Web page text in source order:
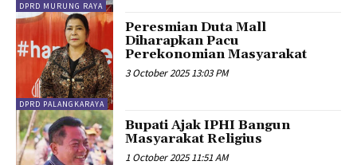
DPRD MURUNG RAYA
DPRD PALANGKARAYA
Peresmian Duta Mall
Diharapkan Pacu
Perekonomian Masyarakat
3 October 2025 13:03 PM
Bupati Ajak IPHI Bangun
Masyarakat Religius
1 October 2025 11:51 AM